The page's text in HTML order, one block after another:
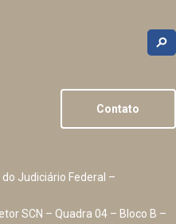
Contato
Judiciário Federal –
SCN – Quadra 04 – Bloco B –